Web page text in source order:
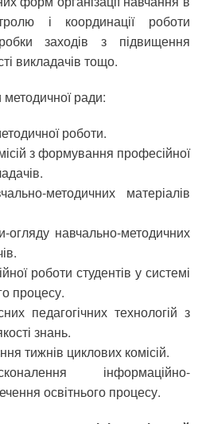
і координації роботи
заходів з підвищення
викладачів тощо.
ради:
роботи.
з формування професійної
методичних матеріалів
огляду навчально-методичних
роботи студентів у системі
процесу.
педагогічних технологій з
знань.
тижнів циклових комісій.
інформаційно-
освітнього процесу.